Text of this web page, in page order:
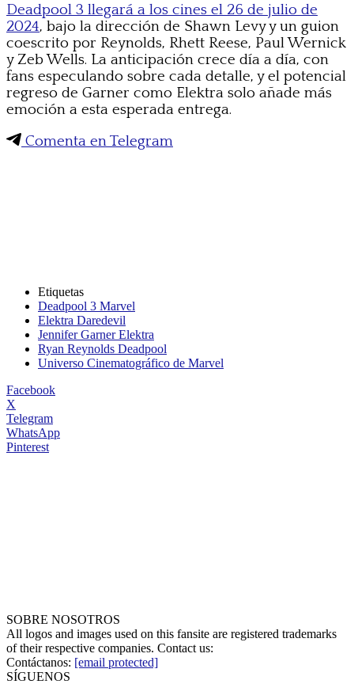
Deadpool 3 llegará a los cines el 26 de julio de
2024, bajo la dirección de Shawn Levy y un guion
coescrito por Reynolds, Rhett Reese, Paul Wernick
y Zeb Wells. La anticipación crece día a día, con
fans especulando sobre cada detalle, y el potencial
regreso de Garner como Elektra solo añade más
emoción a esta esperada entrega.
Comenta en Telegram
Etiquetas
Deadpool 3 Marvel
Elektra Daredevil
Jennifer Garner Elektra
Ryan Reynolds Deadpool
Universo Cinematográfico de Marvel
Facebook
X
Telegram
WhatsApp
Pinterest
SOBRE NOSOTROS
All logos and images used on this fansite are registered trademarks
of their respective companies. Contact us:
Contáctanos: [email protected]
SÍGUENOS